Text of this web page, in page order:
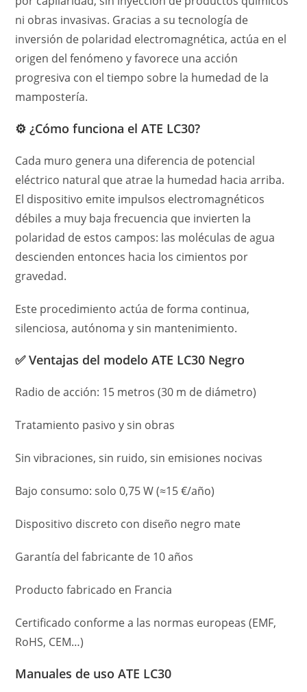
ni obras invasivas. Gracias a su tecnología de
inversión de polaridad electromagnética, actúa en el
origen del fenómeno y favorece una acción
progresiva con el tiempo sobre la humedad de la
mampostería.
⚙️ ¿Cómo funciona el ATE LC30?
Cada muro genera una diferencia de potencial
eléctrico natural que atrae la humedad hacia arriba.
El dispositivo emite impulsos electromagnéticos
débiles a muy baja frecuencia que invierten la
polaridad de estos campos: las moléculas de agua
descienden entonces hacia los cimientos por
gravedad.
Este procedimiento actúa de forma continua,
silenciosa, autónoma y sin mantenimiento.
✅ Ventajas del modelo ATE LC30 Negro
Radio de acción: 15 metros (30 m de diámetro)
Tratamiento pasivo y sin obras
Sin vibraciones, sin ruido, sin emisiones nocivas
Bajo consumo: solo 0,75 W (≈15 €/año)
Dispositivo discreto con diseño negro mate
Garantía del fabricante de 10 años
Producto fabricado en Francia
Certificado conforme a las normas europeas (EMF,
RoHS, CEM…)
Manuales de uso ATE LC30